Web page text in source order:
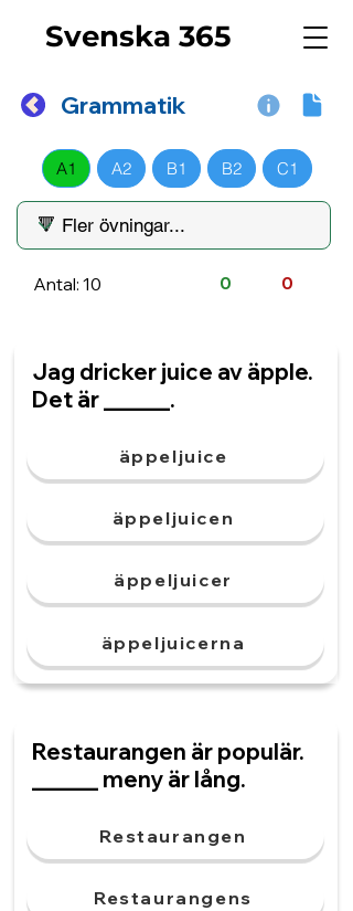
Svenska 365
Grammatik
A1 A2 B1 B2 C1
Antal: 10 0 0
Jag dricker juice av äpple.
Det är ______.
äppeljuice
äppeljuicen
äppeljuicer
äppeljuicerna
Restaurangen är populär.
______ meny är lång.
Restaurangen
Restaurangens